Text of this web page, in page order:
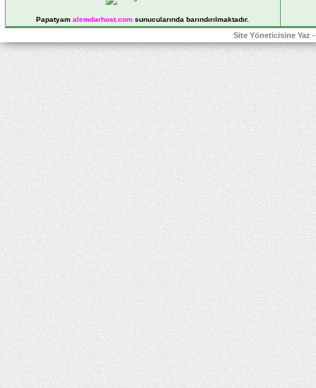
Papatyam alemdarhost.com sunucularında barındırılmaktadır.
Site Yöneticisine Yaz